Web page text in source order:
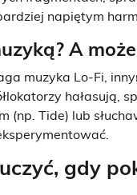
napiętym
A
muzyka Lo-Fi,
hałasują,
(np. Tide) lub
gdy